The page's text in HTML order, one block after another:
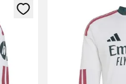
ή να εγγραφείτε ως
Ανοίγει ένα